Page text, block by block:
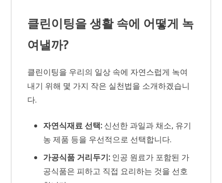
클린이팅을 생활 속에 어떻게 녹
여낼까?
클린이팅을 우리의 일상 속에 자연스럽게 녹여
내기 위해 몇 가지 작은 실천법을 소개하겠습니
다.
자연식재료 선택: 신선한 과일과 채소, 유기
농 제품 등을 우선적으로 선택합니다.
가공식품 거리두기: 인공 원료가 포함된 가
공식품은 피하고 직접 요리하는 것을 선호